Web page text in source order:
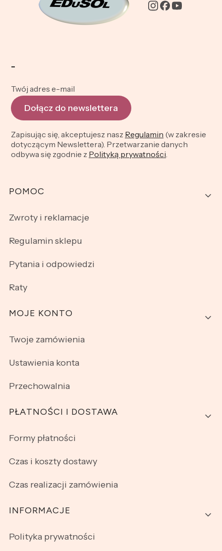
-
Twój adres e-mail
Dołącz do newslettera
Zapisując się, akceptujesz nasz Regulamin (w zakresie
dotyczącym Newslettera). Przetwarzanie danych
odbywa się zgodnie z Polityką prywatności.
Linki w stopce
POMOC
Zwroty i reklamacje
Regulamin sklepu
Pytania i odpowiedzi
Raty
MOJE KONTO
Twoje zamówienia
Ustawienia konta
Przechowalnia
PŁATNOŚCI I DOSTAWA
Formy płatności
Czas i koszty dostawy
Czas realizacji zamówienia
INFORMACJE
Polityka prywatności